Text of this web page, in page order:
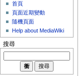
首頁
頁面近期變動
隨機頁面
Help about MediaWiki
搜尋